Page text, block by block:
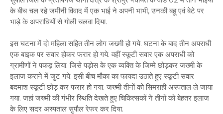
के बीच चल रहे जमीनी विवाद में एक भाई ने अपनी भाभी, उनकी बहू एवं बेटे पर
भाड़े के अपराधियों से गोली चलवा दिया.
इस घटना में दो महिला सहित तीन लोग जख्मी हो गये. घटना के बाद तीन अपराधी
एक बाइक पर सवार होकर फरार हो गये. वहीं स्कूटी सवार एक अपराधी को
ग्रामीणों ने पकड़ लिया. जिसे पड़ोस के एक व्यक्ति के जिम्मे छोड़कर जख्मी के
इलाज कराने में जुट गये. इसी बीच मौका का फायदा उठाते हुए स्कूटी सवार
बदमाश स्कूटी छोड़ कर फरार हो गया. जख्मी तीनों को सिमराही अस्पताल ले जाया
गया. जहां जख्मी की गंभीर स्थिति देखते हुए चिकित्सकों ने तीनों को बेहतर इलाज
के लिए सदर अस्पताल सुपौल रेफर कर दिया.